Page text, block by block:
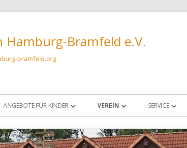
Hamburg-Bramfeld e.V.
bramfeld.org
ANGEBOTE FÜR KINDER
BIENENSTAND
VEREIN SERVICE